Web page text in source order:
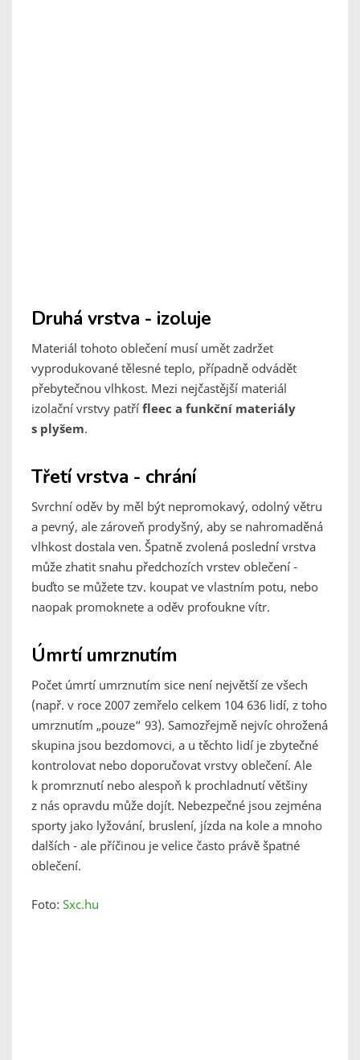
Druhá vrstva - izoluje
Materiál tohoto oblečení musí umět zadržet
vyprodukované tělesné teplo, případně odvádět
přebytečnou vlhkost. Mezi nejčastější materiál
izolační vrstvy patří fleec a funkční materiály
s plyšem.
Třetí vrstva - chrání
Svrchní oděv by měl být nepromokavý, odolný větru
a pevný, ale zároveň prodyšný, aby se nahromaděná
vlhkost dostala ven. Špatně zvolená poslední vrstva
může zhatit snahu předchozích vrstev oblečení -
buďto se můžete tzv. koupat ve vlastním potu, nebo
naopak promoknete a oděv profoukne vítr.
Úmrtí umrznutím
Počet úmrtí umrznutím sice není největší ze všech
(např. v roce 2007 zemřelo celkem 104 636 lidí, z toho
umrznutím „pouze“ 93). Samozřejmě nejvíc ohrožená
skupina jsou bezdomovci, a u těchto lidí je zbytečné
kontrolovat nebo doporučovat vrstvy oblečení. Ale
k promrznutí nebo alespoň k prochladnutí většiny
z nás opravdu může dojít. Nebezpečné jsou zejména
sporty jako lyžování, bruslení, jízda na kole a mnoho
dalších - ale příčinou je velice často právě špatné
oblečení.
Foto: Sxc.hu